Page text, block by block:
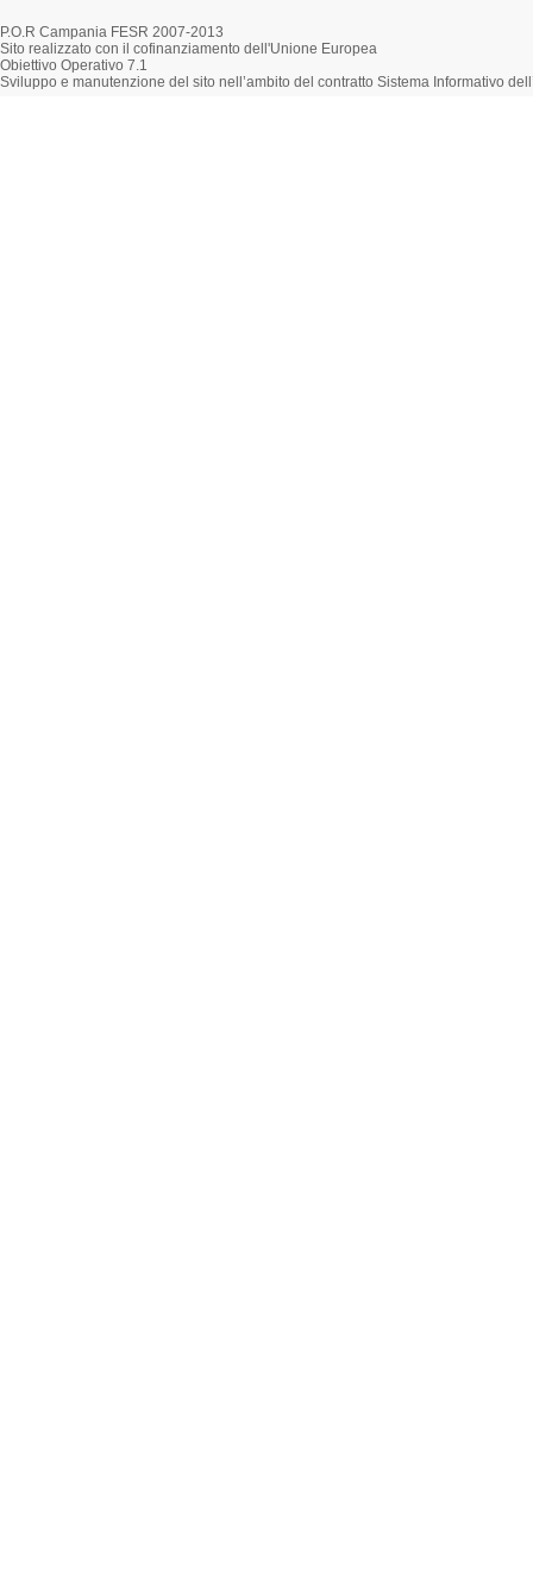
P.O.R Campania FESR 2007-2013
Sito realizzato con il cofinanziamento dell'Unione Europea
Obiettivo Operativo 7.1
Sviluppo e manutenzione del sito nell’ambito del contratto Sistema Informativo